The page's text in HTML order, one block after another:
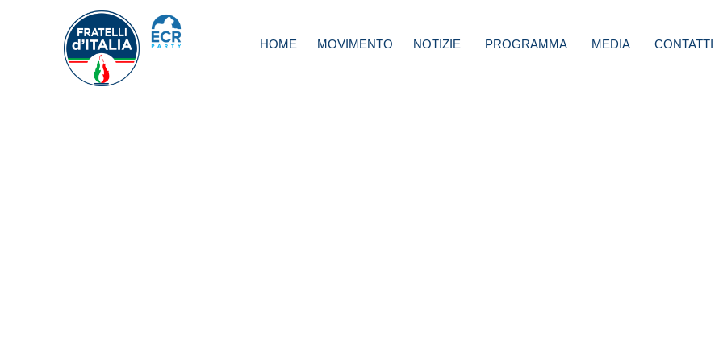
HOME MOVIMENTO NOTIZIE PROGRAMMA MEDIA CONTATTI